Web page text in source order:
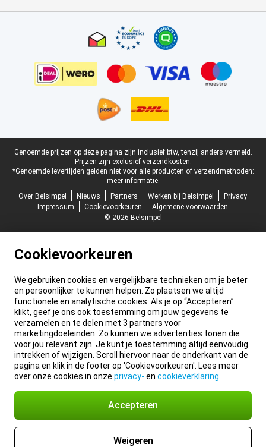
Juridische voettekst
Genoemde prijzen op deze pagina zijn inclusief btw, tenzij anders vermeld.
Prijzen zijn exclusief verzendkosten.
*Genoemde levertijden gelden niet voor alle producten of verzendmethoden:
meer informatie.
Over Belsimpel
Nieuws Partners Werken bij Belsimpel
Privacy
Impressum
Cookievoorkeuren
Algemene voorwaarden
© 2026 Belsimpel
Cookievoorkeuren
We gebruiken cookies en vergelijkbare technieken om je beter
en persoonlijker te kunnen helpen. Zo plaatsen we altijd
functionele en analytische cookies. Als je op “Accepteren”
klikt, geef je ons ook toestemming om jouw gegevens te
verzamelen en te delen met 3 partners voor
marketingdoeleinden. Zo kunnen we advertenties tonen die
voor jou relevant zijn. Je kunt je toestemming altijd eenvoudig
intrekken of wijzigen. Scroll hiervoor naar de onderkant van de
pagina en klik in de footer op 'Cookievoorkeuren'. Lees meer
over onze cookies in onze privacy- en cookieverklaring
Accepteren
Weigeren